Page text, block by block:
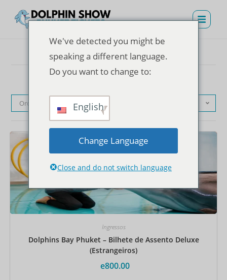
Ordenação padrão
Ingressos
Dolphins Bay Phuket – Bilhete de Assento Deluxe
(Estrangeiros)
e800.00
We've detected you might be
speaking a different language.
Do you want to change to:
English
Change Language
Close and do not switch language